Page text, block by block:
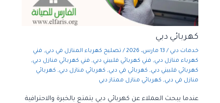
كهربائي دبي
خدمات دبي / 13 مارس، 2026 / تصليح كهرباء المنازل في دبي, فني
كهرباء منازل دبي, فني كهربائي فلبيني دبي, فني كهربائي منازل دبي,
كهربائي فلبيني دبي, كهربائي في دبي, كهربائي منازل دبي, كهربائي
منازل في دبي, كهربائي منازل ممتاز دبي
عندما يبحث العملاء عن كهربائي دبي يتمتع بالخبرة والاحترافية